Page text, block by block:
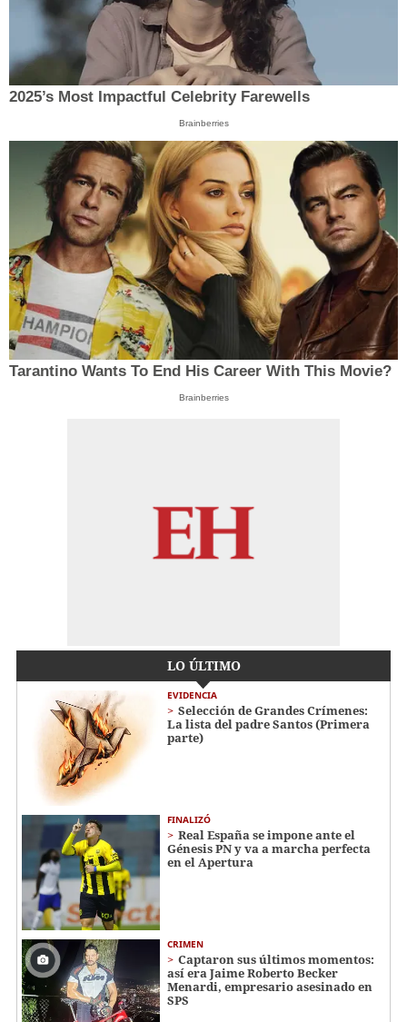
2025’s Most Impactful Celebrity Farewells
Brainberries
Tarantino Wants To End His Career With This Movie?
Brainberries
LO ÚLTIMO
EVIDENCIA
Selección de Grandes Crímenes:
La lista del padre Santos (Primera
parte)
FINALIZÓ
Real España se impone ante el
Génesis PN y va a marcha perfecta
en el Apertura
CRIMEN
Captaron sus últimos momentos:
así era Jaime Roberto Becker
Menardi​​​, empresario asesinado en
SPS